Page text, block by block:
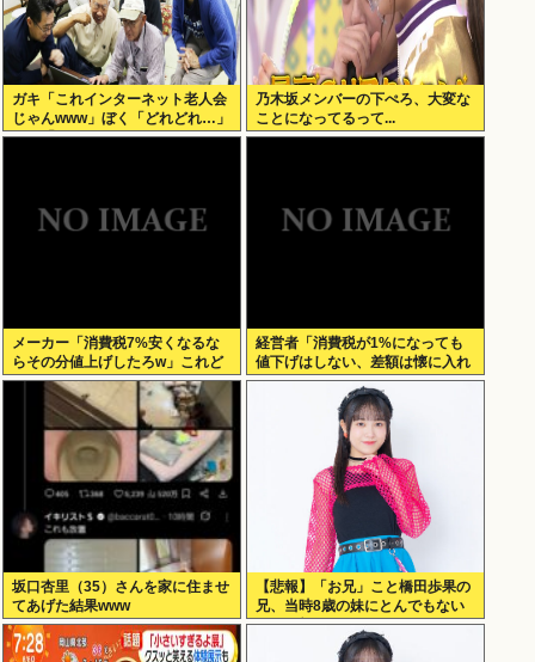
ガキ「これインターネット老人会
じゃんwww」ぼく「どれどれ…」
ガキ「ニコニコ！らきすた！ボカ
乃木坂メンバーの下ぺろ、大変な
ことになってるって...
メーカー「消費税7%安くなるな
らその分値上げしたろw」これど
うすんの？
経営者「消費税が1%になっても
値下げはしない、差額は懐に入れ
る」
坂口杏里（35）さんを家に住ませ
てあげた結果www
【悲報】「お兄」こと橋田歩果の
兄、当時8歳の妹にとんでもない
ことを頼む